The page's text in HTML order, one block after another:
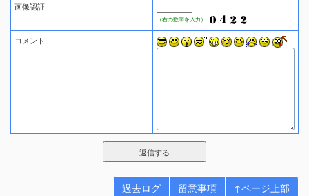
画像認証
（右の数字を入力）
コメント
過去ログ 留意事項 ↑ページ上部